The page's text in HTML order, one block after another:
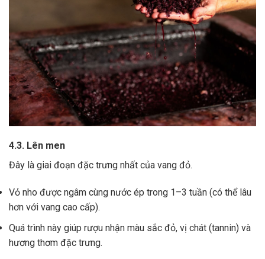
4.3. Lên men
Đây là giai đoạn đặc trưng nhất của vang đỏ.
Vỏ nho được ngâm cùng nước ép trong 1–3 tuần (có thể lâu
hơn với vang cao cấp).
Quá trình này giúp rượu nhận màu sắc đỏ, vị chát (tannin) và
hương thơm đặc trưng.